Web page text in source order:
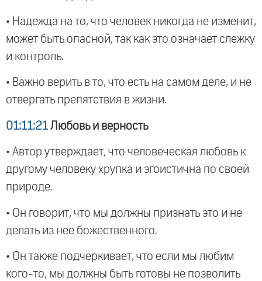
• Надежда на то, что человек никогда не изменит,
может быть опасной, так как это означает слежку
и контроль.
• Важно верить в то, что есть на самом деле, и не
отвергать препятствия в жизни.
01:11:21 Любовь и верность
• Автор утверждает, что человеческая любовь к
другому человеку хрупка и эгоистична по своей
природе.
• Он говорит, что мы должны признать это и не
делать из нее божественного.
• Он также подчеркивает, что если мы любим
кого-то, мы должны быть готовы не позволить